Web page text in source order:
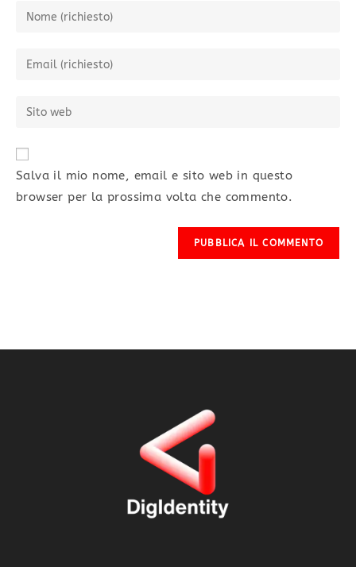
Salva il mio nome, email e sito web in questo
browser per la prossima volta che commento.